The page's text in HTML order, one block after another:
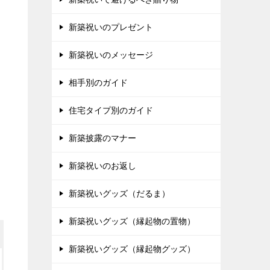
新築祝いのプレゼント
新築祝いのメッセージ
相手別のガイド
住宅タイプ別のガイド
新築披露のマナー
新築祝いのお返し
新築祝いグッズ（だるま）
新築祝いグッズ（縁起物の置物）
新築祝いグッズ（縁起物グッズ）